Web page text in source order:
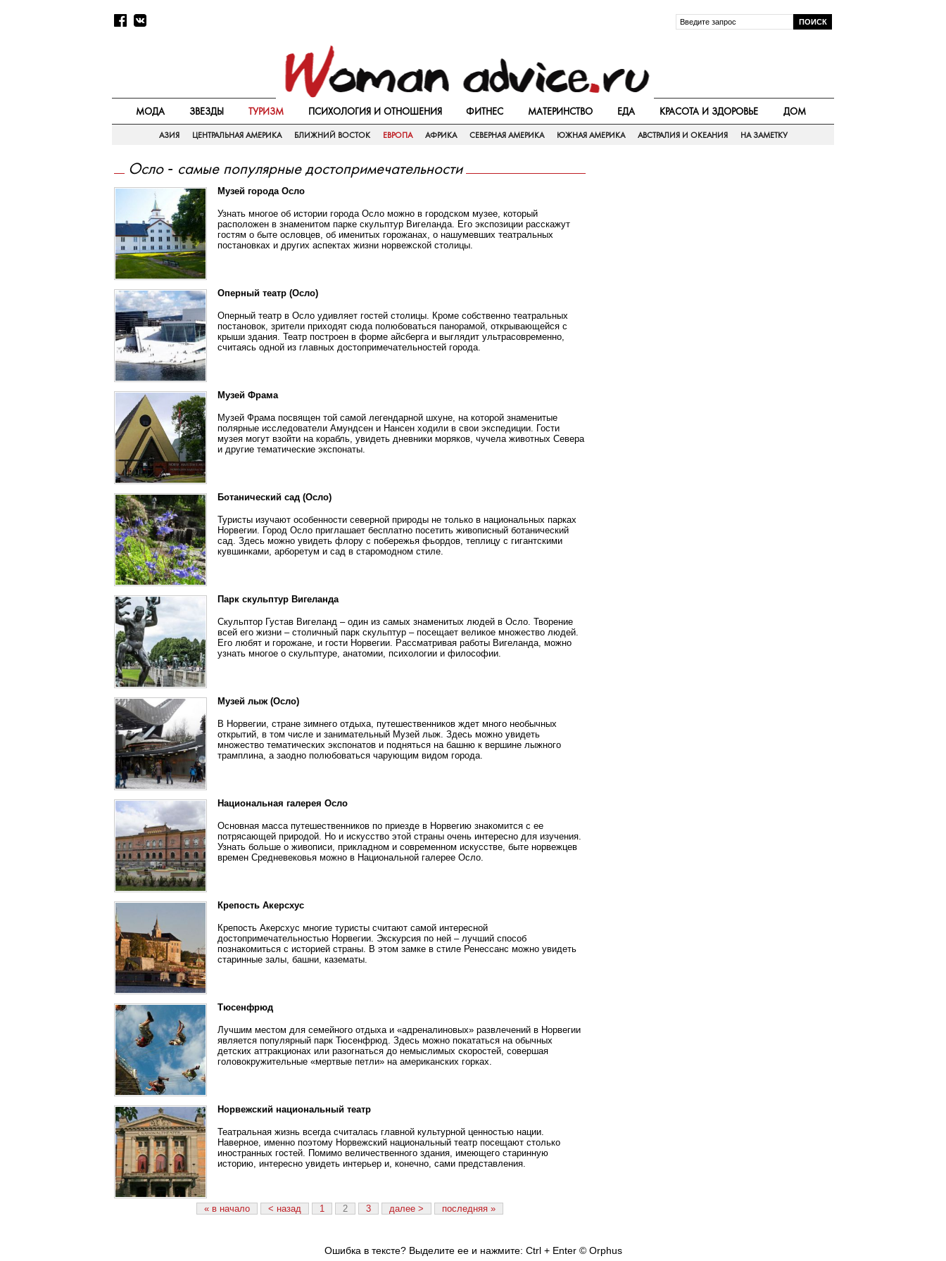
МОДА ЗВЕЗДЫ ТУРИЗМ ПСИХОЛОГИЯ И ОТНОШЕНИЯ ФИТНЕС МАТЕРИНСТВО ЕДА КРАСОТА И ЗДОРОВЬЕ ДОМ
АЗИЯ ЦЕНТРАЛЬНАЯ АМЕРИКА БЛИЖНИЙ ВОСТОК ЕВРОПА АФРИКА СЕВЕРНАЯ АМЕРИКА ЮЖНАЯ АМЕРИКА АВСТРАЛИЯ И ОКЕАНИЯ НА ЗАМЕТКУ
Осло - самые популярные достопримечательности
Музей города Осло
Узнать многое об истории города Осло можно в городском музее, который
расположен в знаменитом парке скульптур Вигеланда. Его экспозиции расскажут
гостям о быте ословцев, об именитых горожанах, о нашумевших театральных
постановках и других аспектах жизни норвежской столицы.
Оперный театр (Осло)
Оперный театр в Осло удивляет гостей столицы. Кроме собственно театральных
постановок, зрители приходят сюда полюбоваться панорамой, открывающейся с
крыши здания. Театр построен в форме айсберга и выглядит ультрасовременно,
считаясь одной из главных достопримечательностей города.
Музей Фрама
Музей Фрама посвящен той самой легендарной шхуне, на которой знаменитые
полярные исследователи Амундсен и Нансен ходили в свои экспедиции. Гости
музея могут взойти на корабль, увидеть дневники моряков, чучела животных Севера
и другие тематические экспонаты.
Ботанический сад (Осло)
Туристы изучают особенности северной природы не только в национальных парках
Норвегии. Город Осло приглашает бесплатно посетить живописный ботанический
сад. Здесь можно увидеть флору с побережья фьордов, теплицу с гигантскими
кувшинками, арборетум и сад в старомодном стиле.
Парк скульптур Вигеланда
Скульптор Густав Вигеланд – один из самых знаменитых людей в Осло. Творение
всей его жизни – столичный парк скульптур – посещает великое множество людей.
Его любят и горожане, и гости Норвегии. Рассматривая работы Вигеланда, можно
узнать многое о скульптуре, анатомии, психологии и философии.
Музей лыж (Осло)
В Норвегии, стране зимнего отдыха, путешественников ждет много необычных
открытий, в том числе и занимательный Музей лыж. Здесь можно увидеть
множество тематических экспонатов и подняться на башню к вершине лыжного
трамплина, а заодно полюбоваться чарующим видом города.
Национальная галерея Осло
Основная масса путешественников по приезде в Норвегию знакомится с ее
потрясающей природой. Но и искусство этой страны очень интересно для изучения.
Узнать больше о живописи, прикладном и современном искусстве, быте норвежцев
времен Средневековья можно в Национальной галерее Осло.
Крепость Акерсхус
Крепость Акерсхус многие туристы считают самой интересной
достопримечательностью Норвегии. Экскурсия по ней – лучший способ
познакомиться с историей страны. В этом замке в стиле Ренессанс можно увидеть
старинные залы, башни, казематы.
Тюсенфрюд
Лучшим местом для семейного отдыха и «адреналиновых» развлечений в Норвегии
является популярный парк Тюсенфрюд. Здесь можно покататься на обычных
детских аттракционах или разогнаться до немыслимых скоростей, совершая
головокружительные «мертвые петли» на американских горках.
Норвежский национальный театр
Театральная жизнь всегда считалась главной культурной ценностью нации.
Наверное, именно поэтому Норвежский национальный театр посещают столько
иностранных гостей. Помимо величественного здания, имеющего старинную
историю, интересно увидеть интерьер и, конечно, сами представления.
« в начало < назад 1 2 3 далее > последняя »
Ошибка в тексте? Выделите ее и нажмите: Ctrl + Enter © Orphus